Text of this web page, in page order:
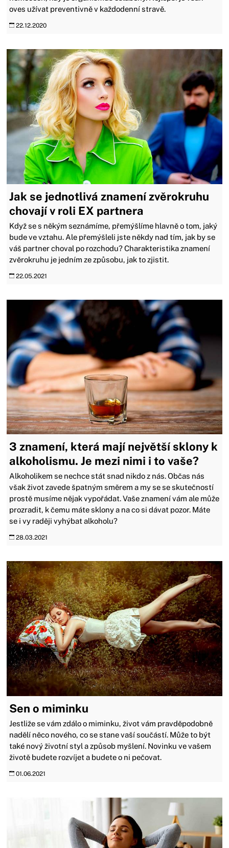
oves užívat preventivně v každodenní stravě.
22.12.2020
Jak se jednotlivá znamení zvěrokruhu
chovají v roli EX partnera
Když se s někým seznámíme, přemýšlíme hlavně o tom, jaký
bude ve vztahu. Ale přemýšleli jste někdy nad tím, jak by se
váš partner choval po rozchodu? Charakteristika znamení
zvěrokruhu je jedním ze způsobu, jak to zjistit.
22.05.2021
3 znamení, která mají největší sklony k
alkoholismu. Je mezi nimi i to vaše?
Alkoholikem se nechce stát snad nikdo z nás. Občas nás
však život zavede špatným směrem a my se se skutečností
prostě musíme nějak vypořádat. Vaše znamení vám ale může
prozradit, k čemu máte sklony a na co si dávat pozor. Máte
se i vy raději vyhýbat alkoholu?
28.03.2021
Sen o miminku
Jestliže se vám zdálo o miminku, život vám pravděpodobně
nadělí něco nového, co se stane vaší součástí. Může to být
také nový životní styl a způsob myšlení. Novinku ve vašem
životě budete rozvíjet a budete o ni pečovat.
01.06.2021